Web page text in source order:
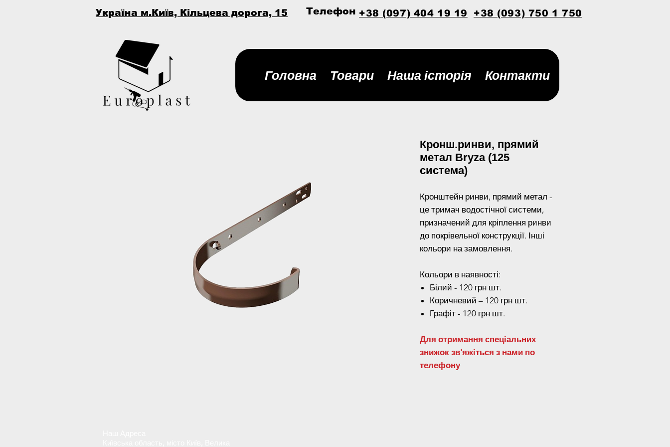
Телефон
Україна м.Київ, Кільцева дорога, 15 +38 (097) 404 19 19 +38 (093) 750 1 750
Головна Товари Наша історія Контакти
Кронш.ринви, прямий
метал Bryza (125
система)
Кронштейн ринви, прямий метал -
це тримач водостічної системи,
призначений для кріплення ринви
до покрівельної конструкції. Інші
кольори на замовлення.
Кольори в наявності:
Білий - 120 грн шт.
Коричневий – 120 грн шт.
Графіт - 120 грн шт.
Для отримання спеціальних
знижок зв'яжіться з нами по
телефону